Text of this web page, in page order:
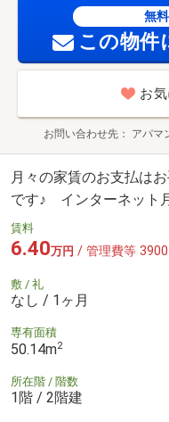
無
この物件
お
お問い合わせ先 アパマ
月々の家賃のお支払は
です♪ インターネット
賃料
6.40万円 / 管理費等 3900
敷 / 礼
なし / 1ヶ月
専有面積
50.14m2
所在階 / 階数
1階 / 2階建